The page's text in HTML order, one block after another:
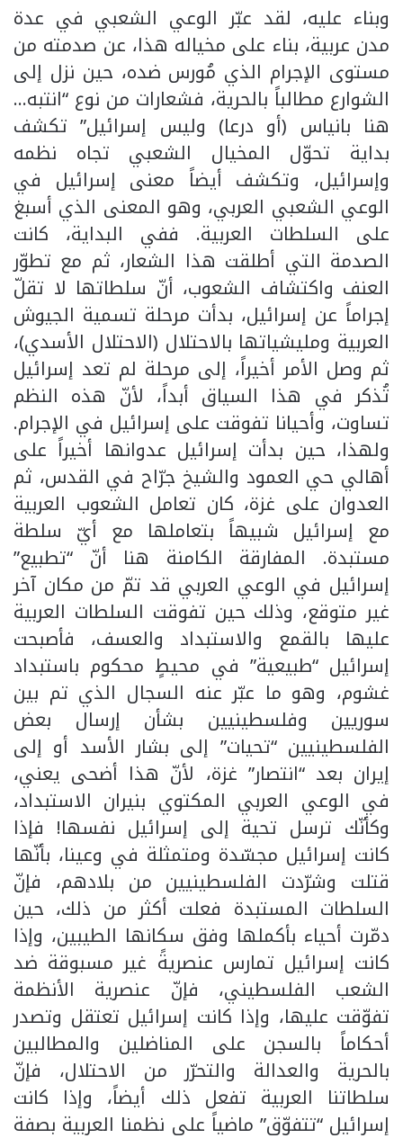
وبناء عليه، لقد عبّر الوعي الشعبي في عدة
مدن عربية، بناء على مخياله هذا، عن صدمته من
مستوى الإجرام الذي مُورس ضده، حين نزل إلى
الشوارع مطالباً بالحرية، فشعارات من نوع “انتبه…
هنا بانياس (أو درعا) وليس إسرائيل” تكشف
بداية تحوّل المخيال الشعبي تجاه نظمه
وإسرائيل، وتكشف أيضاً معنى إسرائيل في
الوعي الشعبي العربي، وهو المعنى الذي أسبغ
على السلطات العربية. ففي البداية، كانت
الصدمة التي أطلقت هذا الشعار، ثم مع تطوّر
العنف واكتشاف الشعوب، أنّ سلطاتها لا تقلّ
إجراماً عن إسرائيل، بدأت مرحلة تسمية الجيوش
العربية ومليشياتها بالاحتلال (الاحتلال الأسدي)،
ثم وصل الأمر أخيراً، إلى مرحلة لم تعد إسرائيل
تُذكر في هذا السياق أبداً، لأنّ هذه النظم
تساوت، وأحيانا تفوقت على إسرائيل في الإجرام.
ولهذا، حين بدأت إسرائيل عدوانها أخيراً على
أهالي حي العمود والشيخ جرّاح في القدس، ثم
العدوان على غزة، كان تعامل الشعوب العربية
مع إسرائيل شبيهاً بتعاملها مع أيّ سلطة
مستبدة. المفارقة الكامنة هنا أنّ “تطبيع”
إسرائيل في الوعي العربي قد تمّ من مكان آخر
غير متوقع، وذلك حين تفوقت السلطات العربية
عليها بالقمع والاستبداد والعسف، فأصبحت
إسرائيل “طبيعية” في محيطٍ محكوم باستبداد
غشوم، وهو ما عبّر عنه السجال الذي تم بين
سوريين وفلسطينيين بشأن إرسال بعض
الفلسطينيين “تحيات” إلى بشار الأسد أو إلى
إيران بعد “انتصار” غزة، لأنّ هذا أضحى يعني،
في الوعي العربي المكتوي بنيران الاستبداد،
وكأنّك ترسل تحية إلى إسرائيل نفسها! فإذا
كانت إسرائيل مجسّدة ومتمثلة في وعينا، بأنّها
قتلت وشرّدت الفلسطينيين من بلادهم، فإنّ
السلطات المستبدة فعلت أكثر من ذلك، حين
دمّرت أحياء بأكملها وفق سكانها الطيبين، وإذا
كانت إسرائيل تمارس عنصريةً غير مسبوقة ضد
الشعب الفلسطيني، فإنّ عنصرية الأنظمة
تفوّقت عليها، وإذا كانت إسرائيل تعتقل وتصدر
أحكاماً بالسجن على المناضلين والمطالبين
بالحرية والعدالة والتحرّر من الاحتلال، فإنّ
سلطاتنا العربية تفعل ذلك أيضاً، وإذا كانت
إسرائيل “تتفوّق” ماضياً على نظمنا العربية بصفة